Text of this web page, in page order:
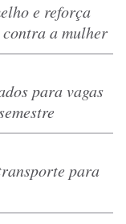
e reforça
a mulher
para vagas
para